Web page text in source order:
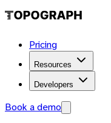
Pricing
Resources
Developers
Book a demo